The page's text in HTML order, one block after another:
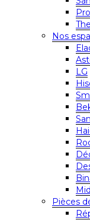
Nos
LG
Pièces